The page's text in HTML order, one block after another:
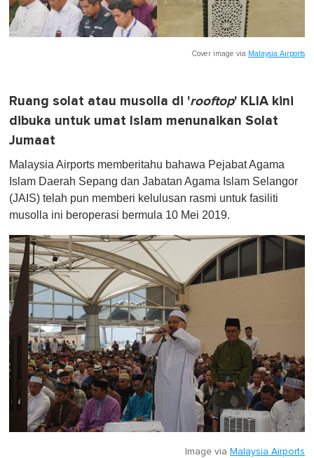
Cover image via Malaysia Airports
Ruang solat atau musolla di 'rooftop' KLIA kini
dibuka untuk umat Islam menunaikan Solat
Jumaat
Malaysia Airports memberitahu bahawa Pejabat Agama
Islam Daerah Sepang dan Jabatan Agama Islam Selangor
(JAIS) telah pun memberi kelulusan rasmi untuk fasiliti
musolla ini beroperasi bermula 10 Mei 2019.
Image via Malaysia Airports